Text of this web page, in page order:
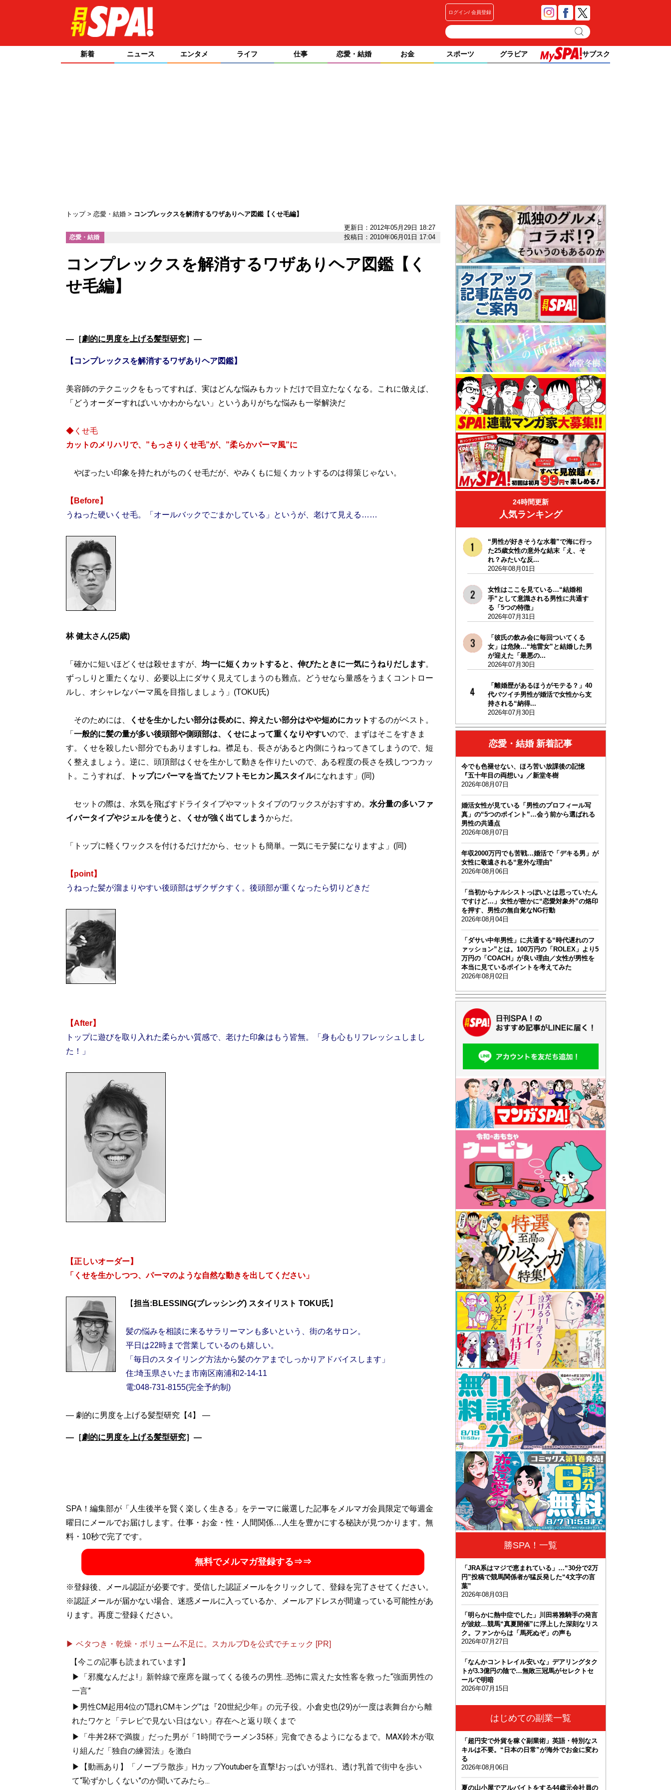
ログイン 会員登録
新着 ニュース エンタメ ライフ 仕事 恋愛・結婚 お金 スポーツ グラビア サブスク
トップ 恋愛・結婚
コンプレックスを解消するワザありヘア図鑑【くせ毛編】
更新日：2012年05月29日 18:27
恋愛・結婚 投稿日：2010年06月01日 17:04
コンプレックスを解消するワザありヘア図鑑【く
せ毛編】
―［劇的に男度を上げる髪型研究］―
【コンプレックスを解消するワザありヘア図鑑】
美容師のテクニックをもってすれば、実はどんな悩みもカットだけで目立たなくなる。これに倣えば、
「どうオーダーすればいいかわからない」というありがちな悩みも一挙解決だ
◆くせ毛
カットのメリハリで、”もっさりくせ毛”が、”柔らかパーマ風”に
やぼったい印象を持たれがちのくせ毛だが、やみくもに短くカットするのは得策じゃない。
【Before】
うねった硬いくせ毛。「オールバックでごまかしている」というが、老けて見える……
林 健太さん(25歳)
「確かに短いほどくせは殺せますが、 均一に短くカットすると、伸びたときに一気にうねりだします。
ずっしりと重たくなり、必要以上にダサく見えてしまうのも難点。どうせなら量感をうまくコントロー
ルし、オシャレなパーマ風を目指しましょう」(TOKU氏)
そのためには、 くせを生かしたい部分は長めに、抑えたい部分はやや短めにカットするのがベスト。
「 一般的に髪の量が多い後頭部や側頭部は、くせによって重くなりやすいので、まずはそこをすきま
す。くせを殺したい部分でもありますしね。襟足も、長さがあると内側にうねってきてしまうので、短
く整えましょう。逆に、頭頂部はくせを生かして動きを作りたいので、ある程度の長さを残しつつカッ
ト。こうすれば、
トップにパーマを当てたソフトモヒカン風スタイルになれます」(同)
セットの際は、水気を飛ばすドライタイプやマットタイプのワックスがおすすめ。 水分量の多いファ
イバータイプやジェルを使うと、くせが強く出てしまうからだ。
「トップに軽くワックスを付けるだけだから、セットも簡単。一気にモテ髪になりますよ」(同)
【point】
うねった髪が溜まりやすい後頭部はザクザクすく。後頭部が重くなったら切りどきだ
【After】
トップに遊びを取り入れた柔らかい質感で、老けた印象はもう皆無。「身も心もリフレッシュしまし
た！」
【正しいオーダー】
「くせを生かしつつ、パーマのような自然な動きを出してください」
【担当:BLESSING(ブレッシング) スタイリスト TOKU氏
髪の悩みを相談に来るサラリーマンも多いという、街の名サロン。
平日は22時まで営業しているのも嬉しい。
「毎日のスタイリング方法から髪のケアまでしっかりアドバイスします」
住:埼玉県さいたま市南区南浦和2-14-11
電:048-731-8155(完全予約制)
― 劇的に男度を上げる髪型研究【4】 ―
―［劇的に男度を上げる髪型研究］―
SPA！編集部が「人生後半を賢く楽しく生きる」をテーマに厳選した記事をメルマガ会員限定で毎週金
曜日にメールでお届けします。仕事・お金・性・人間関係…人生を豊かにする秘訣が見つかります。無
料・10秒で完了です。
無料でメルマガ登録する⇒⇒
※登録後、メール認証が必要です。受信した認証メールをクリックして、登録を完了させてください。
※認証メールが届かない場合、迷惑メールに入っているか、メールアドレスが間違っている可能性があ
ります。再度ご登録ください。
▶ ベタつき・乾燥・ボリューム不足に。スカルプDを公式でチェック [PR]
【今この記事も読まれています】
▶「邪魔なんだよ!」新幹線で座席を蹴ってくる後ろの男性...恐怖に震えた女性客を救った“強面男性の
一言”
▶男性CM起用4位の“隠れCMキング”は『20世紀少年』の元子役。小倉史也(29)が一度は表舞台から離
れたワケと「テレビで見ない日はない」存在へと返り咲くまで
▶「牛丼2杯で満腹」だった男が「1時間でラーメン35杯」完食できるようになるまで。MAX鈴木が取
り組んだ「独自の練習法」を激白
▶【動画あり】「ノーブラ散歩」HカップYoutuberを直撃!おっぱいが揺れ、透け乳首で街中を歩い
て“恥ずかしくない”のか聞いてみたら...
24時間更新
人気ランキング
“男性が好きそうな水着”で海に行っ
た25歳女性の意外な結末「え、そ
れ？みたいな反...
2026年08月01日
女性はここを見ている…“結婚相
手”として意識される男性に共通す
る「5つの特徴」
2026年07月31日
「彼氏の飲み会に毎回ついてくる
女」は危険…“地雷女”と結婚した男
が迎えた「最悪の...
2026年07月30日
「離婚歴があるほうがモテる？」40
代バツイチ男性が婚活で女性から支
持される“納得...
2026年07月30日
恋愛・結婚 新着記事
今でも色褪せない、ほろ苦い放課後の記憶
『五十年目の両想い』／新堂冬樹
2026年08月07日
婚活女性が見ている「男性のプロフィール写
真」の“5つのポイント”…会う前から選ばれる
男性の共通点
2026年08月07日
年収2000万円でも苦戦…婚活で「デキる男」が
女性に敬遠される“意外な理由”
2026年08月06日
「当初からナルシストっぽいとは思っていたん
ですけど…」女性が密かに“恋愛対象外”の烙印
を押す、男性の無自覚なNG行動
2026年08月04日
「ダサい中年男性」に共通する“時代遅れのフ
ァッション”とは。100万円の「ROLEX」より5
万円の「COACH」が良い理由／女性が男性を
本当に見ているポイントを考えてみた
2026年08月02日
勝SPA！一覧
「JRA系はマジで恵まれている」…“30分で2万
円”投稿で競馬関係者が猛反発した“4文字の言
葉”
2026年08月03日
「明らかに熱中症でした」川田将雅騎手の発言
が波紋…競馬“真夏開催”に浮上した深刻なリス
ク。ファンからは「馬死ぬぞ」の声も
2026年07月27日
「なんかコントレイル安いな」デアリングタク
トが3.3億円の陰で…無敗三冠馬がセレクトセ
ールで明暗
2026年07月15日
はじめての副業一覧
「超円安で外貨を稼ぐ副業術」英語・特別なス
キルは不要。“日本の日常”が海外でお金に変わ
る
2026年08月06日
夏の山小屋でアルバイトをする44歳元会社員の